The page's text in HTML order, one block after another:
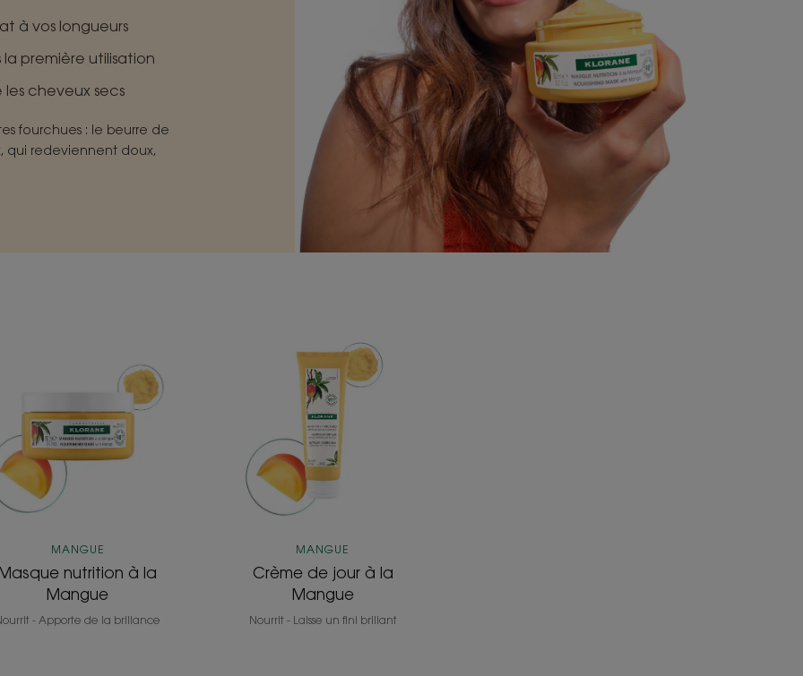
à vos longueurs
première utilisation
cheveux secs
fourchues : le beurre de
qui redeviennent doux,
Mangue
MANGUE
nutrition à la
Mangue
- Apporte de la brillance
de
jour
à
la
Mangue
MANGUE
Crème de jour à la
Mangue
Nourrit - Laisse un fini brillant